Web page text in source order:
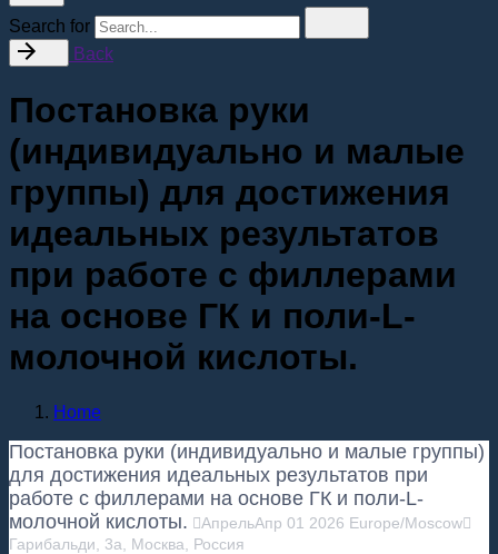
Search for
Back
Постановка руки
(индивидуально и малые
группы) для достижения
идеальных результатов
при работе с филлерами
на основе ГК и поли-L-
молочной кислоты.
Home
Постановка руки (индивидуально и малые группы)
для достижения идеальных результатов при
работе с филлерами на основе ГК и поли-L-
молочной кислоты.
АпрельАпр 01 2026 Europe/Moscow
Гарибальди, 3а, Москва, Россия